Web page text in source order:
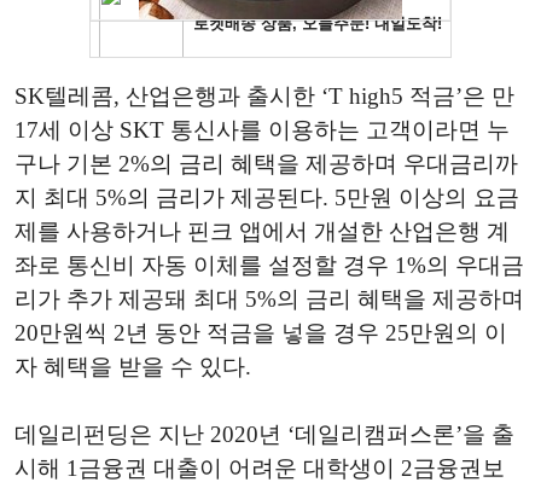
SK텔레콤, 산업은행과 출시한 ‘T high5 적금’은 만
17세 이상 SKT 통신사를 이용하는 고객이라면 누
구나 기본 2%의 금리 혜택을 제공하며 우대금리까
지 최대 5%의 금리가 제공된다. 5만원 이상의 요금
제를 사용하거나 핀크 앱에서 개설한 산업은행 계
좌로 통신비 자동 이체를 설정할 경우 1%의 우대금
리가 추가 제공돼 최대 5%의 금리 혜택을 제공하며
20만원씩 2년 동안 적금을 넣을 경우 25만원의 이
자 혜택을 받을 수 있다.
데일리펀딩은 지난 2020년 ‘데일리캠퍼스론’을 출
시해 1금융권 대출이 어려운 대학생이 2금융권보